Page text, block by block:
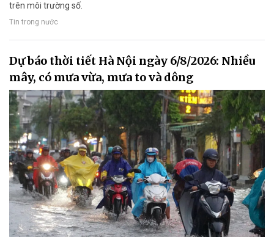
trên môi trường số.
Tin trong nước
Dự báo thời tiết Hà Nội ngày 6/8/2026: Nhiều
mây, có mưa vừa, mưa to và dông